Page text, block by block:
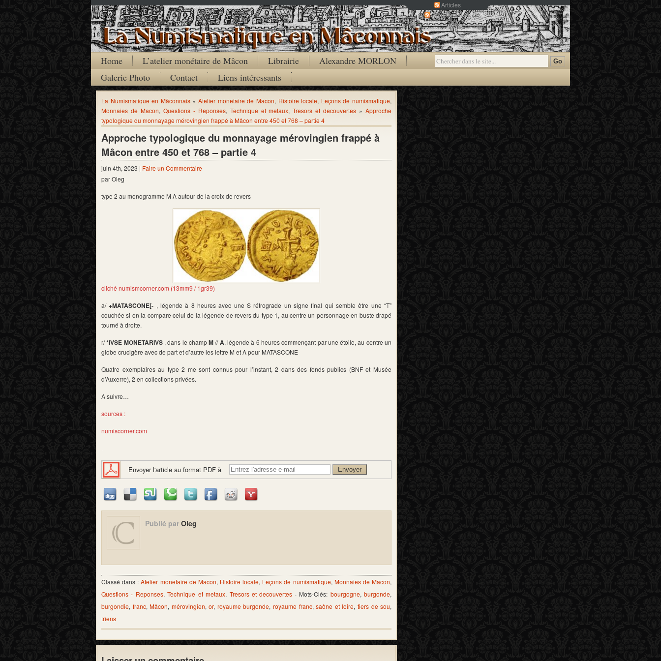
Articles
Commentaires
Home L’atelier monétaire de Mâcon Librairie
Alexandre MORLON
Galerie Photo
Contact Liens intéressants
La Numismatique en Mâconnais»Atelier monetaire de Macon, Histoire locale, Leçons de numismatique,
Monnaies de Macon, Questions - Reponses, Technique et metaux,Tresors et decouvertes »Approche
typologique du monnayage mérovingien frappé à Mâcon entre 450 et 768 – partie 4
Approche typologique du monnayage mérovingien frappé à
Mâcon entre 450 et 768 – partie 4
juin 4th, 2023 | Faire un Commentaire
par Oleg
type 2 au monogramme M A autour de la croix de revers
cliché numismcorner.com (13mm9 / 1gr39)
a/+MATASCONE[- , légende à 8 heures avec une S rétrograde un signe final qui semble être une “T”
couchée si on la compare celui de la légende de revers du type 1, au centre un personnage en buste drapé
tourné à droite.
r/*IVSE MONETARIVS, dans le champM//A, légende à 6 heures commençant par une étoile, au centre un
globe crucigère avec de part et d’autre les lettre M et A pour MATASCONE
Quatre exemplaires au type 2 me sont connus pour l’instant, 2 dans des fonds publics (BNF et Musée
d’Auxerre), 2 en collections privées.
A suivre…
sources :
numiscorner.com
Envoyer l'article au format PDF à
Publié par Oleg
Classé dans :Atelier monetaire de Macon, Histoire locale, Leçons de numismatique, Monnaies de Macon,
Questions - Reponses,Technique et metaux, Tresors et decouvertes · Mots-Clés: bourgogne,burgonde,
burgondie, franc,Mâcon, mérovingien,or, royaume burgonde,royaume franc,saône et loire, tiers de sou,
triens